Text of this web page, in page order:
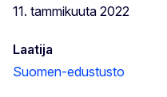
11. tammikuuta 2022
Laatija
Suomen-edustusto